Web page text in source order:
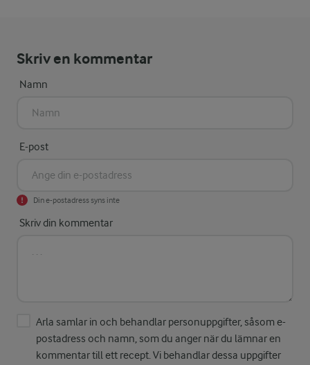
Skriv en kommentar
Namn
E-post
Din e-postadress syns inte
Skriv din kommentar
Arla samlar in och behandlar personuppgifter, såsom e-
postadress och namn, som du anger när du lämnar en
kommentar till ett recept. Vi behandlar dessa uppgifter